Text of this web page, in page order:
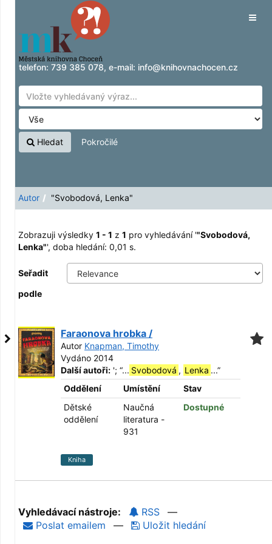
Zobrazuji výsledky1 - 1z
Přeskočit na obsah
telefon: 739 385 078, e-mail: info@knihovnachocen.cz
Hledat Pokročilé
Autor "Svobodová, Lenka"
Zobrazuji výsledky 1 - 1 z 1 pro vyhledávání '"Svobodová,
Lenka"', doba hledání: 0,01 s.
Seřadit
podle
Faraonova hrobka /
Autor Knapman, Timothy
Vydáno 2014
Další autoři: '; “... Svobodová , Lenka ...”
Oddělení
Umístění
Stav
Dětské
oddělení
Naučná
literatura -
931
Dostupné
Kniha
Vyhledávací nástroje: RSS
—
Poslat emailem
—
Uložit hledání